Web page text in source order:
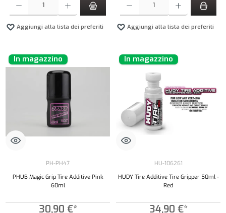
Aggiungi alla lista dei preferiti Aggiungi alla lista dei preferiti
In magazzino
PH-PH47
PHUB Magic Grip Tire Additive Pink
60ml
30,90 €*
In magazzino
HU-106261
HUDY Tire Additive Tire Gripper 50ml -
Red
34,90 €*